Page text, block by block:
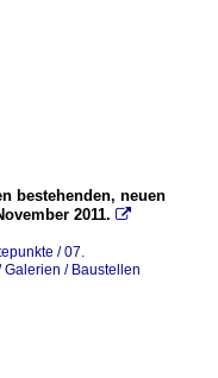
bestehenden, neuen
2011. 
/ 07.
Galerien / Baustellen